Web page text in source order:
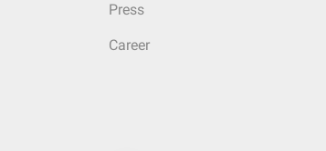
Press
Career